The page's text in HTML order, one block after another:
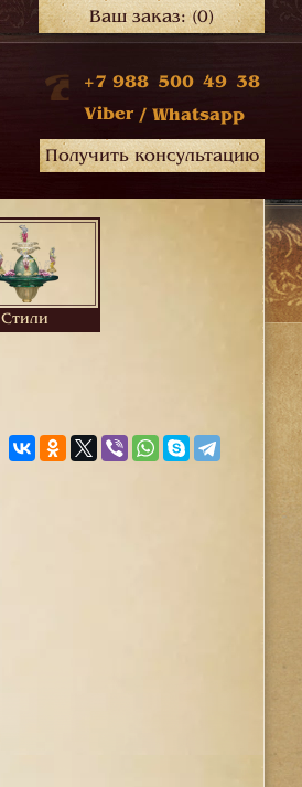
Ваш заказ:(0)
+7 988 500 49 38
Viber / Whatsapp
Получить консультацию
Стили